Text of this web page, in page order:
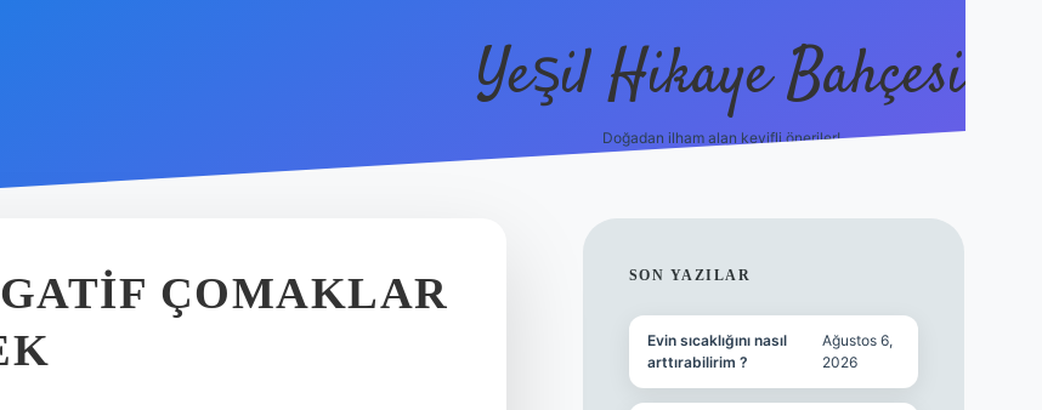
Yeşil Hikaye Bahçesi
Doğadan ilham alan keyifli öneriler!
ÇOMAKLAR
SIDEBAR
SON YAZILAR
Evin sıcaklığını nasıl
arttırabilirim ?
Ağustos 6,
2026
en